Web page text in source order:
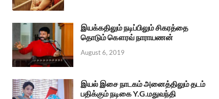
இயக்கதிலும் நடிப்பிலும் சிகரத்தை
தொடும் கௌரவ் நாராயணன்
August 6, 2019
இயல் இசை நாடகம் அனைத்திலும் தடம்
பதிக்கும் நடிகை Y.G.மதுவந்தி